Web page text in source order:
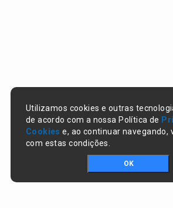
Utilizamos cookies e outras
de acordo com a nossa Política de
Cookies e, ao continuar navegando,
com estas condições.
OK